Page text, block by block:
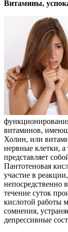
Витамины,
витаминов,
Холин, или
нервные клетки,
представляет
Пантотеновая
участие в
непосредственно
течение суток
кислотой работы
сомнения,
депрессивные